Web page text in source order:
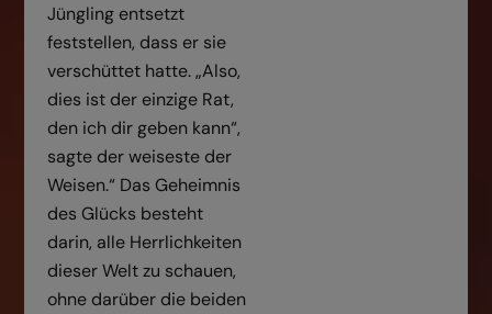
Jüngling entsetzt
feststellen, dass er sie
verschüttet hatte. „Also,
dies ist der einzige Rat,
den ich dir geben kann“,
sagte der weiseste der
Weisen.“ Das Geheimnis
des Glücks besteht
darin, alle Herrlichkeiten
dieser Welt zu schauen,
ohne darüber die beiden